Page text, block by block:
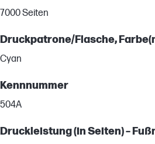
7000 Seiten
Druckpatrone/Flasche,
Cyan
Kennnummer
504A
Druckleistung (in Seiten) –